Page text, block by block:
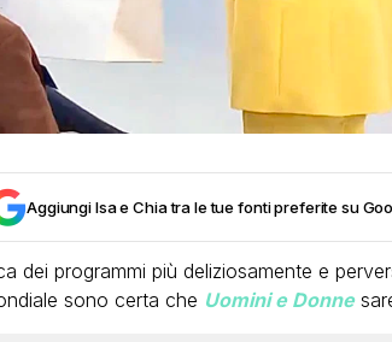
Aggiungi Isa e Chia tra le tue fonti preferite su
dei programmi più deliziosamente e
sono certa che Uomini e Donne